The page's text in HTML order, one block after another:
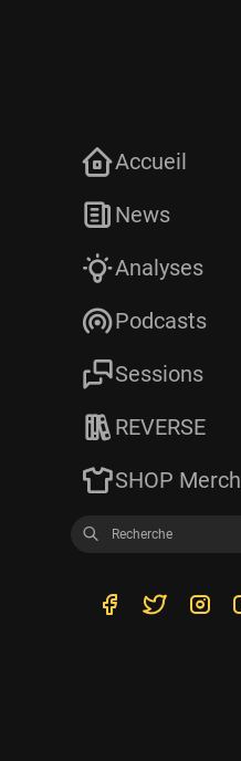
Accueil
News
Analyses
Podcasts
Sessions
REVERSE
SHOP Merch